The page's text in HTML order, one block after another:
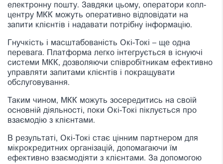
електронну пошту. Завдяки цьому, оператори колл-
центру МКК можуть оперативно відповідати на
запити клієнтів і надавати потрібну інформацію.
Гнучкість і масштабованість Окі-Токі – ще одна
перевага. Платформа легко інтегрується в існуючі
системи МКК, дозволяючи співробітникам ефективно
управляти запитами клієнтів і покращувати
обслуговування.
Таким чином, МКК можуть зосередитись на своїй
основній діяльності, поки Окі-Токі піклується про
взаємодію з клієнтами.
В результаті, Окі-Токі стає цінним партнером для
мікрокредитних організацій, допомагаючи їм
ефективно взаємодіяти з клієнтами. За допомогою